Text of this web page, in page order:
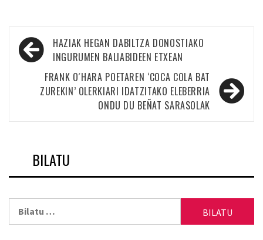
Bidalketetan
zehar
nabigatu
HAZIAK HEGAN DABILTZA DONOSTIAKO
INGURUMEN BALIABIDEEN ETXEAN
FRANK O´HARA POETAREN ‘COCA COLA BAT
ZUREKIN’ OLERKIARI IDATZITAKO ELEBERRIA
ONDU DU BEÑAT SARASOLAK
BILATU